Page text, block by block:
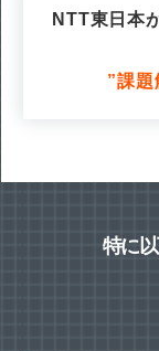
NTT東日本
”課題
特に